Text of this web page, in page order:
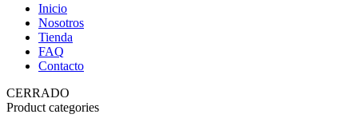
Inicio
Nosotros
Tienda
FAQ
Contacto
CERRADO
Product categories